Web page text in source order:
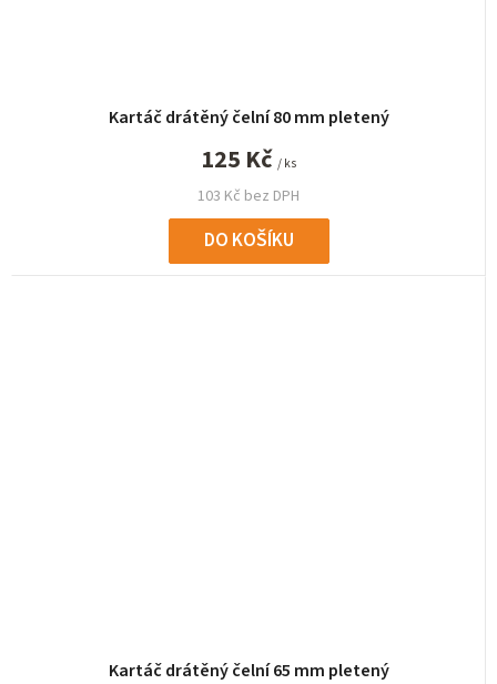
Kartáč drátěný čelní 80 mm pletený
103 Kč bez DPH
125 Kč / ks
DO KOŠÍKU
Kartáč drátěný čelní 65 mm pletený